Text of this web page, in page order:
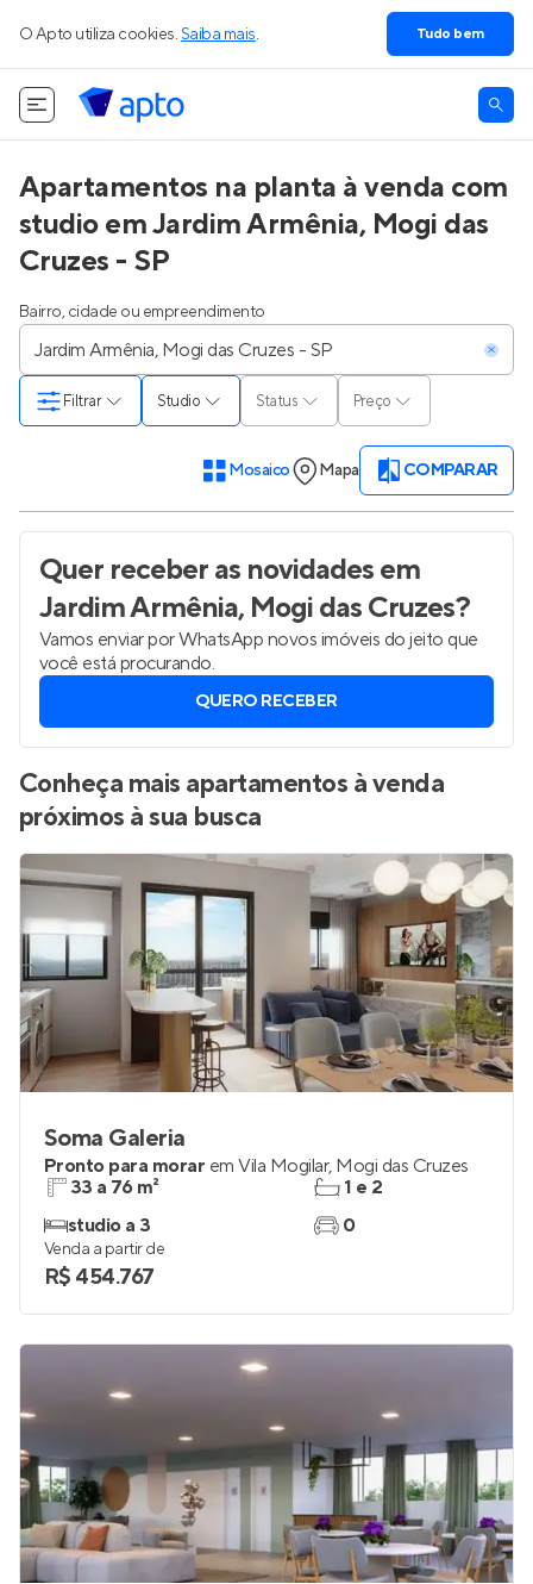
O Apto utiliza cookies. Saiba mais. Tudo bem
Apartamentos na planta à venda com
studio em Jardim Armênia, Mogi das
Cruzes - SP
Bairro, cidade ou empreendimento
Studio Status Preço
Filtrar
Mosaico Mapa COMPARAR
Quer receber as novidadesem
Jardim Armênia, Mogi das Cruzes?
Vamos enviar por WhatsApp novos imóveis do jeito que
você está procurando.
QUERO RECEBER
Conheça mais apartamentos à venda
próximos à sua busca
Soma Galeria
Pronto para morar em Vila Mogilar, Mogi das Cruzes
33 a 76 m²
studio a 3
1 e 2
0
Venda a partir de
R$ 454.767